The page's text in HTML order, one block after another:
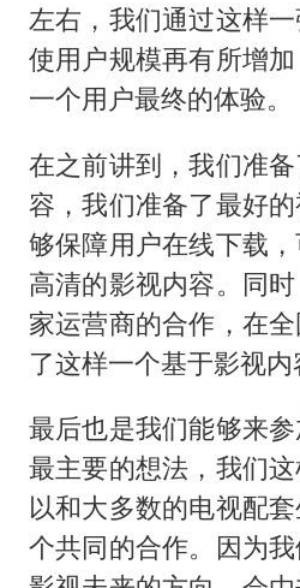
左右，我们通过这样
使用户规模再有所增
一个用户最终的体验。
在之前讲到，我们准
容，我们准备了最好
够保障用户在线下载
高清的影视内容。同
家运营商的合作，在
了这样一个基于影视内
最后也是我们能够来
最主要的想法，我们
以和大多数的电视配
个共同的合作。因为